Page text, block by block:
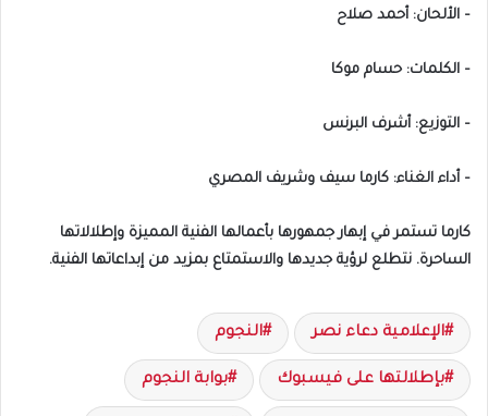
– الألحان: أحمد صلاح
– الكلمات: حسام موكا
– التوزيع: أشرف البرنس
– أداء الغناء: كارما سيف وشريف المصري
كارما تستمر في إبهار جمهورها بأعمالها الفنية المميزة وإطلالاتها
الساحرة. نتطلع لرؤية جديدها والاستمتاع بمزيد من إبداعاتها الفنية.
الإعلامية دعاء نصر النجوم
بإطلالتها على فيسبوك بوابة النجوم